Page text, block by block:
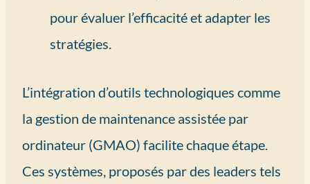
pour évaluer l’efficacité et adapter les
stratégies.
L’intégration d’outils technologiques comme
la gestion de maintenance assistée par
ordinateur (GMAO) facilite chaque étape.
Ces systèmes, proposés par des leaders tels